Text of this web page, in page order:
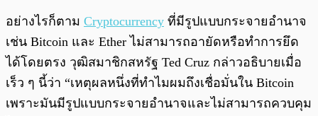
อย่างไรก็ตาม Cryptocurrency ที่มีรูปแบบกระจายอำนาจ
เช่น Bitcoin และ Ether ไม่สามารถอายัดหรือทำการยึด
ได้โดยตรง วุฒิสมาชิกสหรัฐ Ted Cruz กล่าวอธิบายเมื่อ
เร็ว ๆ นี้ว่า “เหตุผลหนึ่งที่ทำไมผมถึงเชื่อมั่นใน Bitcoin
เพราะมันมีรูปแบบกระจายอำนาจและไม่สามารถควบคุม